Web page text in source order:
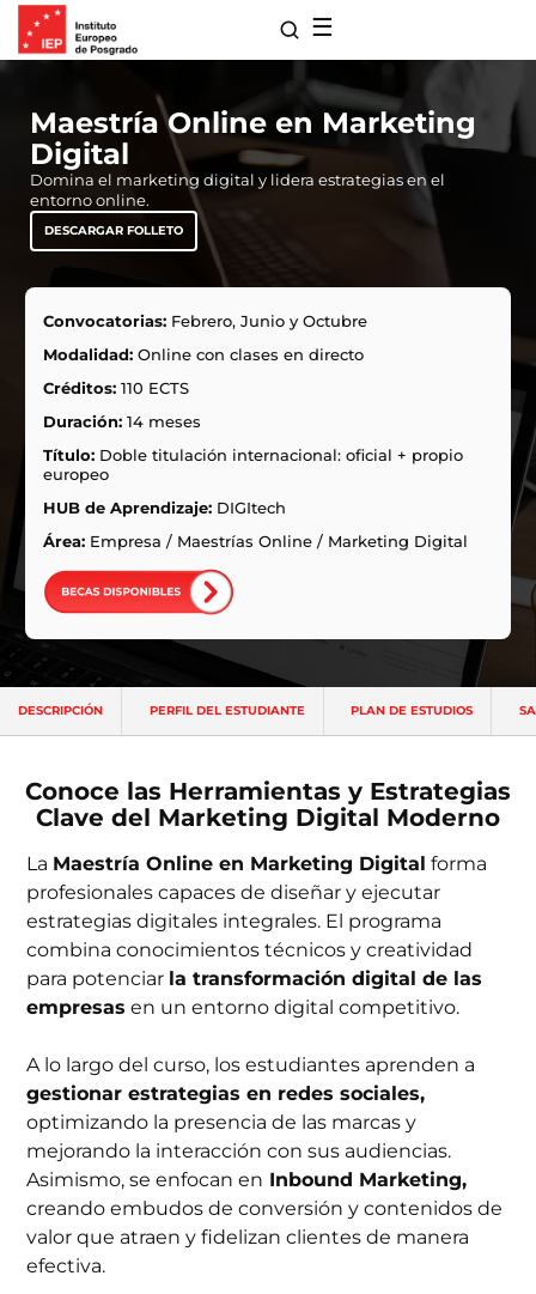
☰
Maestrías
de Extensión
Nosotros
Frecuentes
Maestría Online en Marketing
Digital
Domina el marketing digital y lidera estrategias en el
entorno online.
DESCARGAR FOLLETO
Convocatorias:Febrero, Junio y Octubre
Modalidad:Online con clases en directo
Créditos:110 ECTS
Duración:14 meses
Título:Doble titulación internacional: oficial + propio
europeo
HUB de Aprendizaje:DIGItech
Área: Empresa / Maestrías Online/ Marketing Digital
DESCRIPCIÓN PERFIL DEL ESTUDIANTE PLAN DE ESTUDIOS
Conoce las Herramientas y Estrategias
Clave del Marketing Digital Moderno
La Maestría Online en Marketing Digital forma
profesionales capaces de diseñar y ejecutar
estrategias digitales integrales. El programa
combina conocimientos técnicos y creatividad
para potenciar la transformación digital de las
empresas en un entorno digital competitivo.
A lo largo del curso, los estudiantes aprenden a
gestionar estrategias en redes sociales,
optimizando la presencia de las marcas y
mejorando la interacción con sus audiencias.
Asimismo, se enfocan en Inbound Marketing,
creando embudos de conversión y contenidos de
valor que atraen y fidelizan clientes de manera
efectiva.